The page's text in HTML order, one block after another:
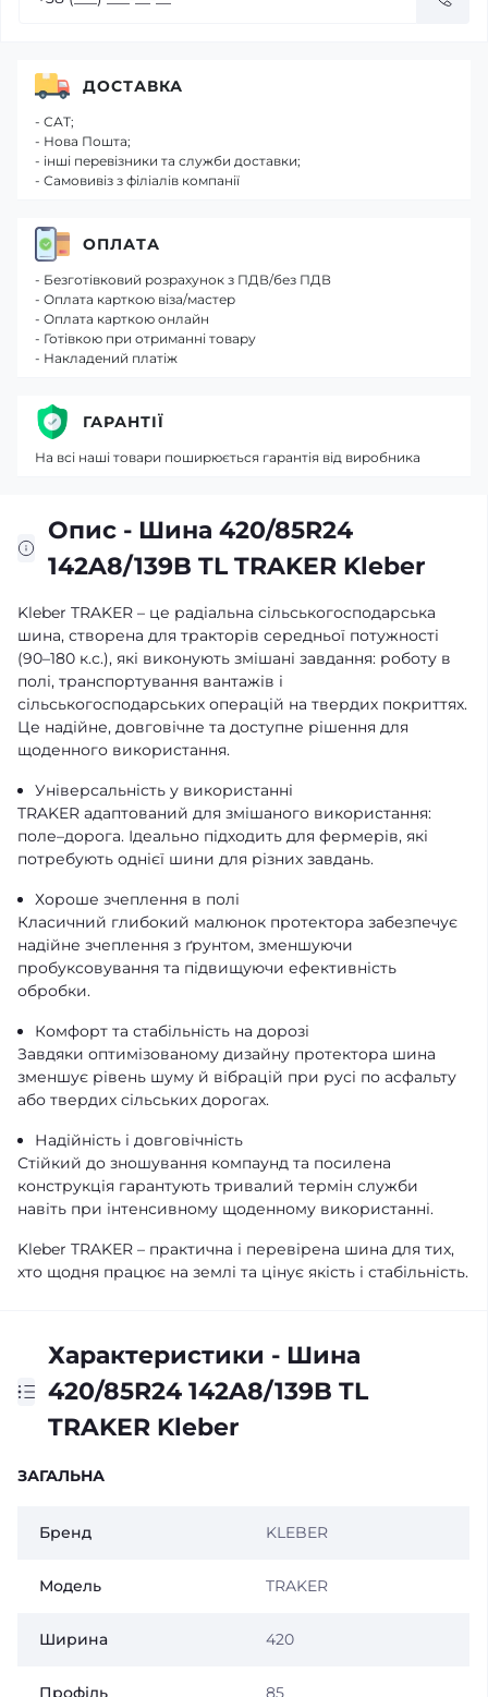
Опис - Шина 420/85R24
142A8/139B TL TRAKER Kleber
Kleber TRAKER – це радіальна сільськогосподарська
шина, створена для тракторів середньої потужності
(90–180 к.с.), які виконують змішані завдання: роботу в
полі, транспортування вантажів і
сільськогосподарських операцій на твердих покриттях.
Це надійне, довговічне та доступне рішення для
щоденного використання.
Універсальність у використанні
TRAKER адаптований для змішаного використання:
поле–дорога. Ідеально підходить для фермерів, які
потребують однієї шини для різних завдань.
Хороше зчеплення в полі
Класичний глибокий малюнок протектора забезпечує
надійне зчеплення з ґрунтом, зменшуючи
пробуксовування та підвищуючи ефективність
обробки.
Комфорт та стабільність на дорозі
Завдяки оптимізованому дизайну протектора шина
зменшує рівень шуму й вібрацій при русі по асфальту
або твердих сільських дорогах.
Надійність і довговічність
Стійкий до зношування компаунд та посилена
конструкція гарантують тривалий термін служби
навіть при інтенсивному щоденному використанні.
Kleber TRAKER – практична і перевірена шина для тих,
хто щодня працює на землі та цінує якість і стабільність.
Характеристики - Шина
420/85R24 142A8/139B TL
TRAKER Kleber
ЗАГАЛЬНА
Бренд KLEBER
Модель TRAKER
Ширина 420
Профіль 85
ДОСТАВКА
- САТ;
- Нова Пошта;
- інші перевізники та служби доставки;
- Самовивіз з філіалів компанії
ОПЛАТА
- Безготівковий розрахунок з ПДВ/без ПДВ
- Оплата карткою віза/мастер
- Оплата карткою онлайн
- Готівкою при отриманні товару
- Накладений платіж
ГАРАНТІЇ
На всі наші товари поширюється гарантія від виробника